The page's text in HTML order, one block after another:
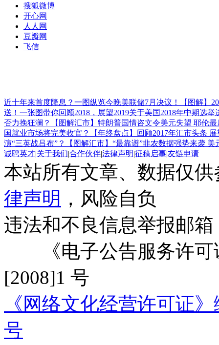
搜狐微博
开心网
人人网
豆瓣网
飞信
近十年来首度降息？一图纵览今晚美联储7月决议！
【图解】
送！一张图带你回顾2018，展望2019关于美国2018年中期选
否力挽狂澜？
【图解汇市】特朗普国情咨文令美元失望 耶伦
国就业市场将完美收官？
【年终盘点】回顾2017年汇市头条
演“三英战吕布”？
【图解汇市】“最靠谱”非农数据强势来袭
诚聘英才|关于我们|合作伙伴|法律声明|征稿启事|友链申请
本站所有文章、数据仅
律声明 ，风险自负
违法和不良信息举报邮箱
《电子公告服务许可
[2008]1 号
《网络文化经营许可证
号